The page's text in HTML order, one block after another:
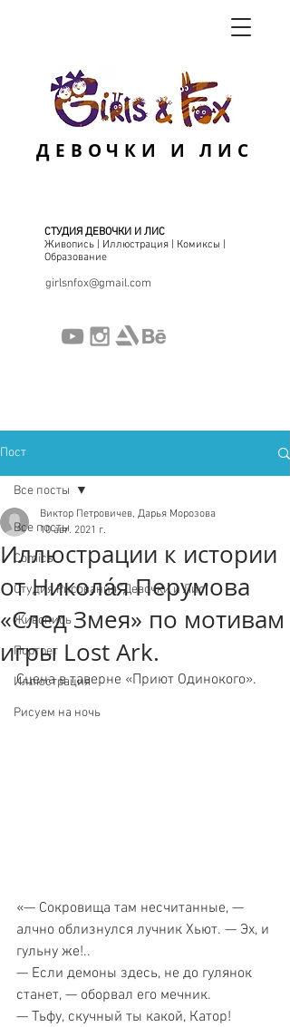
СТУДИЯ ДЕВОЧКИ И ЛИС
Живопись | Иллюстрация | Комиксы |
Образование
girlsnfox@gmail.com
ДЕВОЧКИ И ЛИС
Пост
Все посты
Comics
Студия Рисования "Девочки и Лис"
Живопись
Портрет
Иллюстрация
Рисуем на ночь
Все посты
Иллюстрации к истории
от Никола́я Перумова
«След Змея» по мотивам
игры Lost Ark.
Виктор Петровичев, Дарья Морозова
10 авг. 2021 г.
Сцена в таверне «Приют Одинокого».
«— Сокровища там несчитанные, —
алчно облизнулся лучник Хьют. — Эх, и
гульну же!..
— Если демоны здесь, не до гулянок
станет, — оборвал его мечник.
— Тьфу, скучный ты какой, Катор!